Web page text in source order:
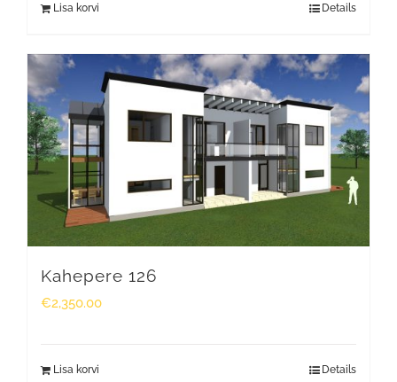
Lisa korvi Details
Kahepere 126
€2,350.00
Lisa korvi Details